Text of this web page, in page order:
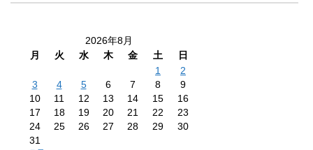
2026年8月
月
火 水 木 金 土
日
1
2
3
4 5 6 7 8
9
10
11 12 13 14 15
16
17
18 19 20 21 22
23
24
25 26 27 28 29
30
31